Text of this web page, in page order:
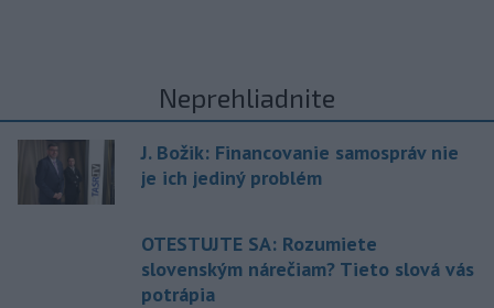
Neprehliadnite
J. Božik: Financovanie samospráv nie
je ich jediný problém
OTESTUJTE SA: Rozumiete
slovenským nárečiam? Tieto slová vás
potrápia